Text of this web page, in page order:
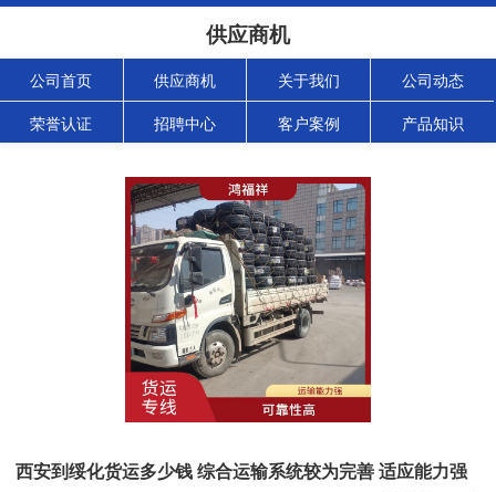
供应商机
公司首页 供应商机 关于我们 公司动态
荣誉认证 招聘中心 客户案例 产品知识
西安到绥化货运多少钱 综合运输系统较为完善 适应能力强